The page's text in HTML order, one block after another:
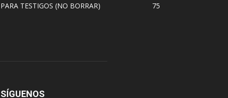
PARA TESTIGOS (NO BORRAR)
75
SÍGUENOS